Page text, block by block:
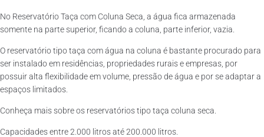
No Reservatório Taça com Coluna Seca, a água fica armazenada
somente na parte superior, ficando a coluna, parte inferior, vazia.
O reservatório tipo taça com água na coluna é bastante procurado para
ser instalado em residências, propriedades rurais e empresas, por
possuir alta flexibilidade em volume, pressão de água e por se adaptar a
espaços limitados.
Conheça mais sobre os reservatórios tipo taça coluna seca.
Capacidades entre 2.000 litros até 200.000 litros.